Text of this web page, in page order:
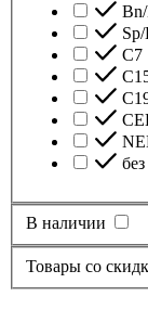
С7
В наличии
Товары со